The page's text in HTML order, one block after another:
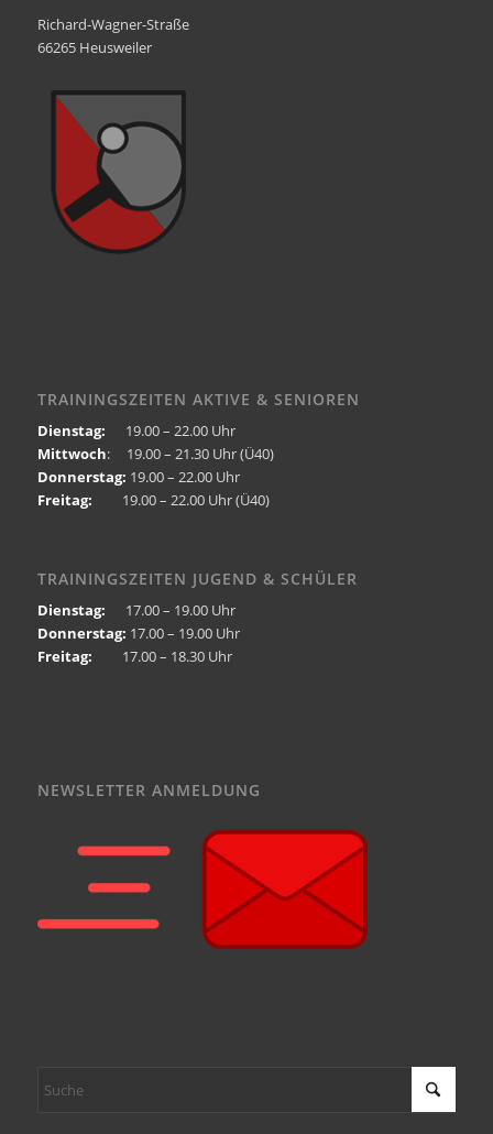
Richard-Wagner-Straße
66265 Heusweiler
TRAININGSZEITEN AKTIVE & SENIOREN
Dienstag: 19.00 – 22.00 Uhr
Mittwoch: 19.00 – 21.30 Uhr (Ü40)
Donnerstag: 19.00 – 22.00 Uhr
Freitag: 19.00 – 22.00 Uhr (Ü40)
TRAININGSZEITEN JUGEND & SCHÜLER
Dienstag: 17.00 – 19.00 Uhr
Donnerstag: 17.00 – 19.00 Uhr
Freitag: 17.00 – 18.30 Uhr
NEWSLETTER ANMELDUNG